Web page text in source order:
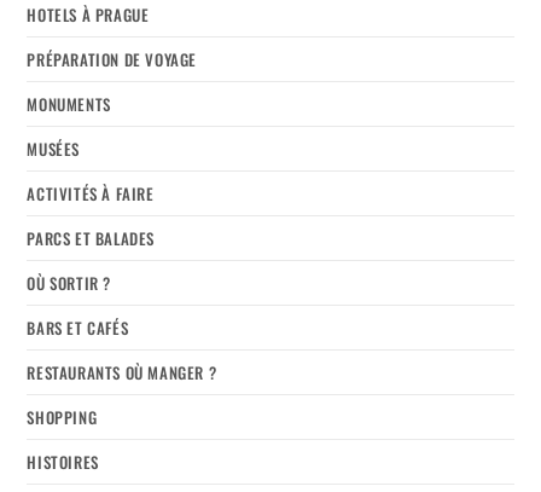
HOTELS À PRAGUE
PRÉPARATION DE VOYAGE
MONUMENTS
MUSÉES
ACTIVITÉS À FAIRE
PARCS ET BALADES
OÙ SORTIR ?
BARS ET CAFÉS
RESTAURANTS OÙ MANGER ?
SHOPPING
HISTOIRES